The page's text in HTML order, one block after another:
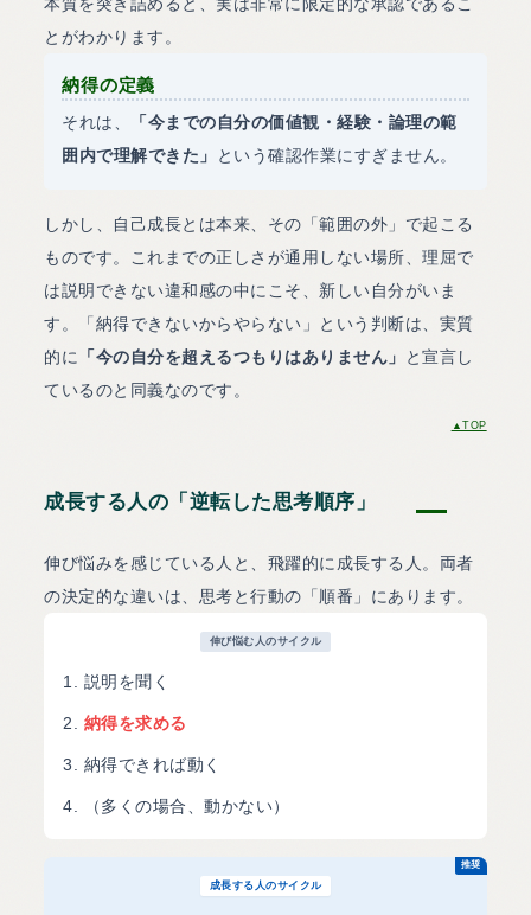
とがわかります。
納得の定義
それは、
「今までの自分の価値観・経験・論理の範
囲内で理解できた」
という確認作業にすぎません。
しかし、自己成長とは本来、その「範囲の外」で起こる
ものです。これまでの正しさが通用しない場所、理屈で
は説明できない違和感の中にこそ、新しい自分がいま
す。「納得できないからやらない」という判断は、実質
的に
「今の自分を超えるつもりはありません」
と宣言し
ているのと同義なのです。
▲TOP
成長する人の「逆転した思考順序」
伸び悩みを感じている人と、飛躍的に成長する人。両者
の決定的な違いは、思考と行動の「順番」にあります。
伸び悩む人のサイクル
説明を聞く
納得を求める
納得できれば動く
（多くの場合、動かない）
推奨
成長する人のサイクル